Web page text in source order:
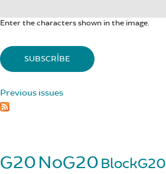
Enter the characters shown in the image.
Previous issues
G20NoG20 BlockG20